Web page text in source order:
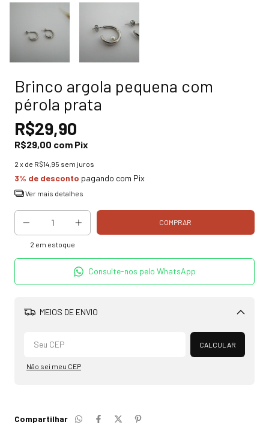
Brinco argola pequena com
pérola prata
R$29,90
R$29,00 com Pix
2 x de R$14,95 sem juros
3% de desconto pagando com Pix
Ver mais detalhes
2 em estoque
Consulte-nos pelo WhatsApp
MEIOS DE ENVIO
Alterar CEP
CALCULAR
Não sei meu CEP
Compartilhar